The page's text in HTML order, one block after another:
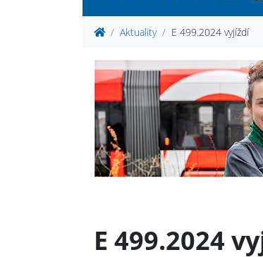
Aktuality E 499.2024 vyjíždí
E 499.2024